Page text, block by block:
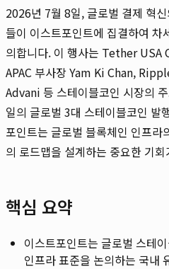
2026년 7월 8일, 글로벌 결제 혁
들이 이스트포인트에 집결하여 차
의합니다. 이 행사는 Tether
APAC 부사장 Yam Ki Chan,
Advani 등 스테이블코인 시장의
일의 글로벌 3대 스테이블코인 발
포인트는 글로벌 블록체인 인프라
의 로드맵을 설계하는 중요한 기
핵심 요약
이스트포인트는 글로벌 스테
인프라 표준을 논의하는 국내